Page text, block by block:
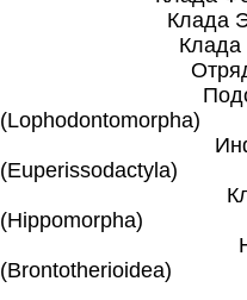
Клада
Клада
Отряд
Подотряд
(Lophodontomorpha)
Инфраотряд
(Euperissodactyla)
Клада
(Hippomorpha)
(Brontotherioidea)